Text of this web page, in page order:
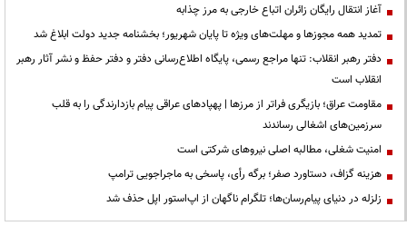
آغاز انتقال رایگان زائران اتباع خارجی به مرز چذابه
تمدید همه مجوزها و مهلت‌های ویژه تا پایان شهریور؛ بخشنامه جدید دولت ابلاغ شد
دفتر رهبر انقلاب: تنها مراجع رسمی، پایگاه اطلاع‌رسانی دفتر و دفتر حفظ و نشر آثار رهبر
انقلاب است
مقاومت عراق؛ بازیگری فراتر از مرزها | پهپادهای عراقی پیام بازدارندگی را به قلب
سرزمین‌های اشغالی رساندند
‌امنیت شغلی، مطالبه اصلی نیروهای شرکتی است
هزینه گزاف، دستاورد صفر؛ برگه رأی، پاسخی به ماجراجویی ترامپ
زلزله در دنیای پیام‌رسان‌ها؛ تلگرام ناگهان از اپ‌استور اپل حذف شد